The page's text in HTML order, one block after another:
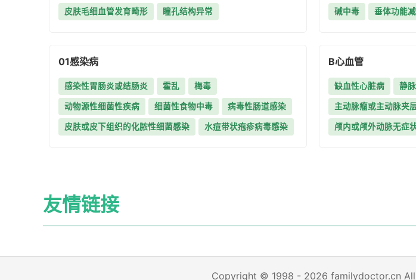
皮肤毛细血管发育畸形 瞳孔结构异常 碱中毒 垂体功能
01感染病
感染性胃肠炎或结肠炎 霍乱 梅毒
动物源性细菌性疾病 细菌性食物中毒 病毒性肠道感染
皮肤或皮下组织的化脓性细菌感染 水痘带状疱疹病毒感染
B心血管
缺血性心脏病 静
主动脉瘤或主动脉夹
颅内或颅外动脉无症
友情链接
Copyright © 1998 - 2026 familydoctor.cn All